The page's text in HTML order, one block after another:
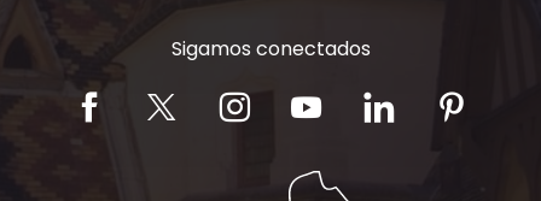
Sigamos conectados